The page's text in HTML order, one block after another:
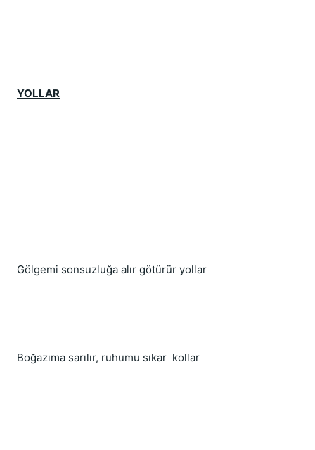
YOLLAR
Gölgemi sonsuzluğa alır götürür yollar
Boğazıma sarılır, ruhumu sıkar  kollar